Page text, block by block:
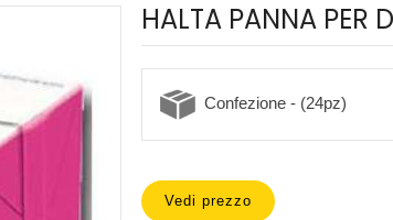
HALTA PANNA PER
Confezione - (24pz)
Vedi prezzo